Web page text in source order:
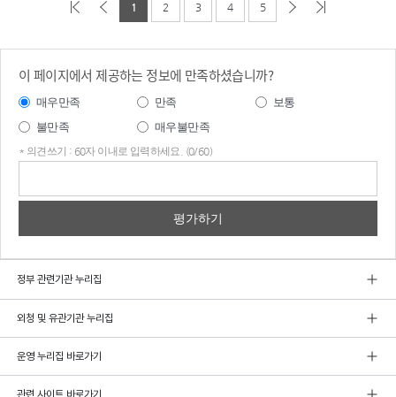
1 2 3 4 5
이 페이지에서 제공하는 정보에 만족하셨습니까?
매우만족 만족
보통
불만족
매우불만족
* 의견쓰기 : 60자 이내로 입력하세요. (0/60)
정부 관련기관 누리집
외청 및 유관기관 누리집
운영 누리집 바로가기
관련 사이트 바로가기